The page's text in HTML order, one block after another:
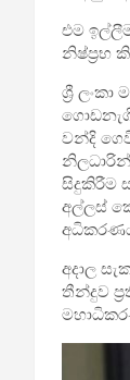
එම
නිෂ්ප්‍රභ
ශ්‍රී
වන්දි
සිදුකිරීම
අල්ලස්
අදාල
තීන්දුව